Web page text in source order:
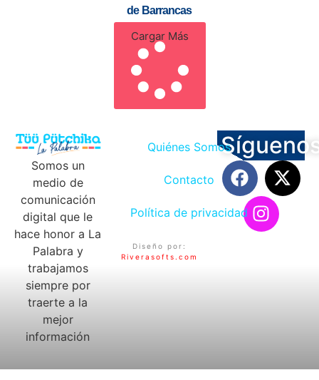
de Barrancas
Cargar Más
Somos un
medio de
comunicación
digital que le
hace honor a La
Palabra y
trabajamos
siempre por
traerte a la
mejor
información
Quiénes Somos
Contacto
Política de privacidad
Diseño por:
Riverasofts.com